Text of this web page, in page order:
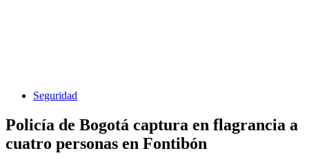
Seguridad
Policía de Bogotá captura en flagrancia a
cuatro personas en Fontibón